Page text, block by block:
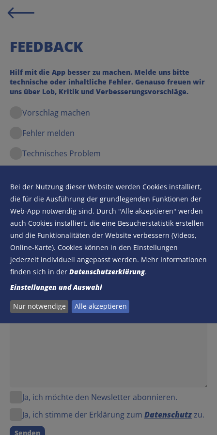
FEEDBACK
Hilf mit die App besser zu machen. Melde uns bitte
technische oder inhaltliche Fehler. Genauso freuen wir
uns über Lob, Kritik und Verbesserungsvorschläge.
Vorschlag machen
Fehler melden
Technisches Problem
Name
E-Mail
Nachricht
Ja, ich möchte den Newsletter abonnieren.
Ja, ich stimme der Erklärung zum Datenschutzzu.
Senden
Bei der Nutzung dieser Website werden Cookies installiert,
die für die Ausführung der grundlegenden Funktionen der
Web-App notwendig sind. Durch "Alle akzeptieren" werden
auch Cookies installiert, die eine Besucherstatistik erstellen
und die Funktionalitäten der Website verbessern (Videos,
Online-Karte). Cookies können in den Einstellungen
jederzeit individuell angepasst werden. Mehr Informationen
finden sich in der Datenschutzerklärung.
Einstellungen und Auswahl
Nur notwendige Alle akzeptieren